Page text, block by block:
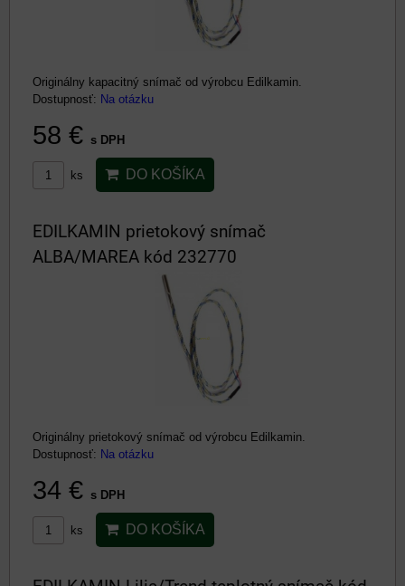
Originálny kapacitný snímač od výrobcu Edilkamin.
Dostupnosť: Na otázku
58 € s DPH
ks DO KOŠÍKA
EDILKAMIN prietokový snímač
ALBA/MAREA kód 232770
Originálny prietokový snímač od výrobcu Edilkamin.
Dostupnosť: Na otázku
34 € s DPH
ks DO KOŠÍKA